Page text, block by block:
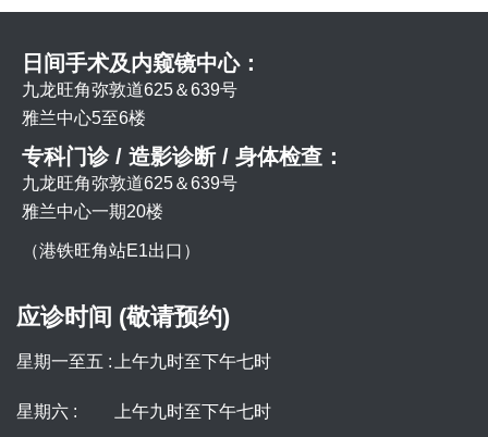
日间手术及内窥镜中心：
九龙旺角弥敦道625＆639号
雅兰中心5至6楼
专科门诊 / 造影诊断 / 身体检查：
九龙旺角弥敦道625＆639号
雅兰中心一期20楼
（港铁旺角站E1出口）
应诊时间 (敬请预约)
星期一至五 : 上午九时至下午七时
星期六 : 上午九时至下午七时